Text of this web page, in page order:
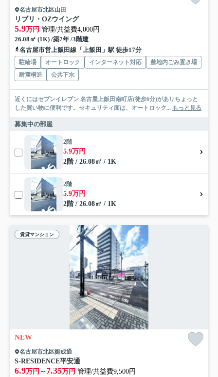
名古屋市北区山田
リブリ・OZウイング
5.9万円 管理/共益費4,000円
26.08㎡ (1K) /築7年 /3階建
名古屋市営上飯田線「上飯田」駅 徒歩17分
駐輪場 オートロック インターネット対応
敷地内ごみ置き場
耐震構造
公共下水
近くにはセブンイレブン 名古屋上飯田南町店(徒歩6分)がありちょっと
した買い物に便利です。セキュリティ面は、オートロック... もっと見る
募集中の部屋
2階
5.9万円
2階 / 26.08㎡ / 1K
2階
5.9万円
2階 / 26.08㎡ / 1K
賃貸マンション
NEW
名古屋市北区御成通
S-RESIDENCE平安通
6.9万円～ 7.35万円 管理/共益費9,500円